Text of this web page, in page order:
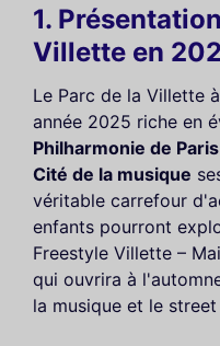
1.
Villette en
Le Parc de la Villette
année 2025 riche en
Philharmonie de Paris
Cité de la musique
véritable carrefour
enfants pourront
Freestyle Villette –
qui ouvrira à
la musique et le